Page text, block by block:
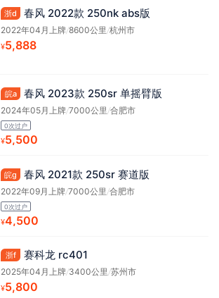
浙d 春风 2022款 250nk abs版
2022年04月上牌/8600公里 /杭州市
¥5,888
皖a 春风 2023款 250sr 单摇臂版
2024年05月上牌/7000公里 /合肥市
0次过户
¥5,500
皖g 春风 2021款 250sr 赛道版
2022年09月上牌/7000公里 /合肥市
0次过户
¥4,500
浙f 赛科龙 rc401
2025年04月上牌/3400公里/苏州市
¥5,800